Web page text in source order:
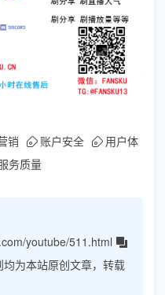
销 账户安全
用户体
务质量
youtube/511.html
为本站原创文章，转载